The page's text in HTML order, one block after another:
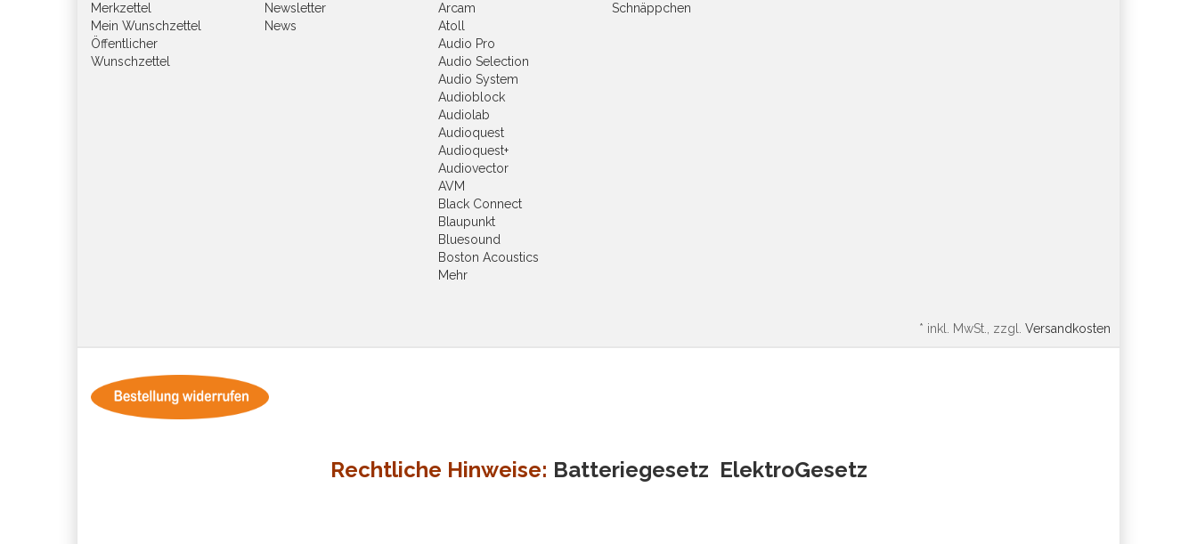
Merkzettel
Mein Wunschzettel
Öffentlicher
Wunschzettel
Newsletter
News
Arcam
Atoll
Audio Pro
Audio Selection
Audio System
Audioblock
Audiolab
Audioquest
Audioquest+
Audiovector
AVM
Black Connect
Blaupunkt
Bluesound
Boston Acoustics
Mehr
Schnäppchen
* inkl. MwSt., zzgl. Versandkosten
Rechtliche Hinweise: Batteriegesetz ElektroGesetz